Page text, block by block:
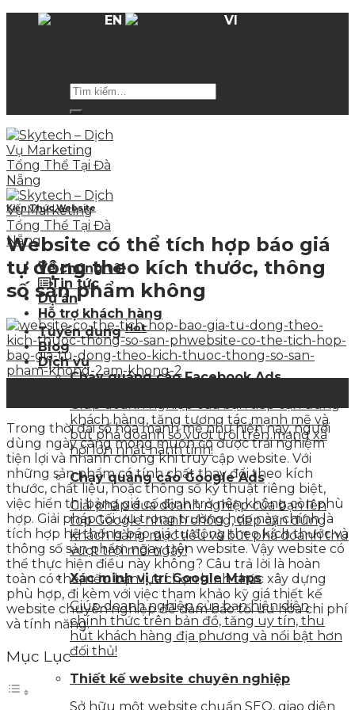
EN
VI
Về chúng tôi
Tin tức
Dự án
Hỗ trợ khách hàng
Tuyển dụngHot
Blog
Dịch vụ
Chạy quảng cáo Facebook Ads
Giúp doanh nghiệp của bạn tiếp cận đúng
khách hàng, tăng tương tác mạnh mẽ và
bứt phá doanh số vượt trội trên mạng xã
hội lớn nhất hành tinh!
Chạy quảng cáo Google Ads
Giải pháp đưa doanh nghiệp của bạn lên
top Google nhanh chóng, tiếp cận đúng
khách hàng mục tiêu và bứt phá doanh thu
vượt trội mỗi ngày!
Xác minh vị trí Google Maps
Giúp doanh nghiệp của bạn hiện diện
chính thức trên bản đồ, tăng uy tín, thu
hút khách hàng địa phương và nổi bật hơn
đối thủ!
Thiết kế website chuyên nghiệp
Sở hữu một website chuẩn SEO, giao diện
Kiến Thức Website
Website có thể tích hợp báo giá
tự động theo kích thước, thông
số sản phẩm không
Trong thời đại số hóa mạnh mẽ như hiện nay, người
dùng ngày càng mong muốn có được trải nghiệm
tiện lợi và nhanh chóng khi truy cập website. Với
những sản phẩm có tính chất thay đổi theo kích
thước, chất liệu, hoặc thông số kỹ thuật riêng biệt,
việc hiển thị bảng giá cố định trở nên không còn phù
hợp. Giải pháp tối ưu trong trường hợp này chính là
tích hợp hệ thống báo giá tự động theo kích thước và
thông số sản phẩm ngay trên website. Vậy website có
thể thực hiện điều này không? Câu trả lời là hoàn
toàn có thể, nếu bạn lựa chọn hình thức xây dựng
phù hợp, đi kèm với việc tham khảo kỹ giá thiết kế
website chuyên nghiệp để đảm bảo tối ưu hóa chi phí
và tính năng.
Mục Lục